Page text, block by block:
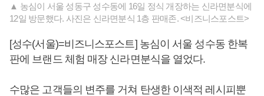
▲ 농심이 서울 성동구 성수동에 16일 정식 개장하는 신라면분식에
12일 방문했다. 사진은 신라면분식 1층 판매존. <비즈니스포스트>
[성수(서울)=비즈니스포스트] 농심이 서울 성수동 한복
판에 브랜드 체험 매장 신라면분식을 열었다.
수많은 고객들의 변주를 거쳐 탄생한 이색적 레시피뿐